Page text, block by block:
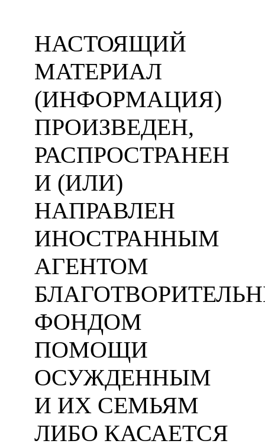
НАСТОЯЩИЙ
МАТЕРИАЛ
(ИНФОРМАЦИЯ)
ПРОИЗВЕДЕН,
РАСПРОСТРАНЕН
И (ИЛИ)
НАПРАВЛЕН
ИНОСТРАННЫМ
АГЕНТОМ
ФОНДОМ
ПОМОЩИ
ОСУЖДЕННЫМ
И ИХ СЕМЬЯМ
ЛИБО КАСАЕТСЯ